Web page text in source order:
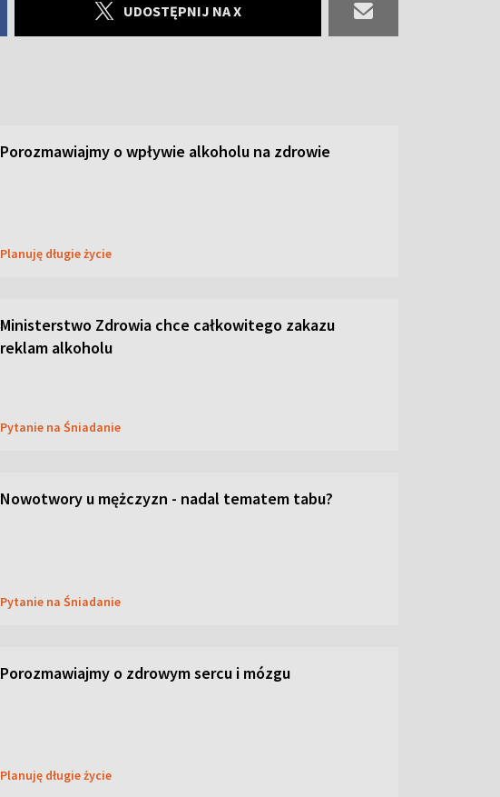
UDOSTĘPNIJ NA X
Porozmawiajmy o wpływie alkoholu na zdrowie
Planuję długie życie
Ministerstwo Zdrowia chce całkowitego zakazu
reklam alkoholu
Pytanie na Śniadanie
Nowotwory u mężczyzn - nadal tematem tabu?
Pytanie na Śniadanie
Porozmawiajmy o zdrowym sercu i mózgu
Planuję długie życie